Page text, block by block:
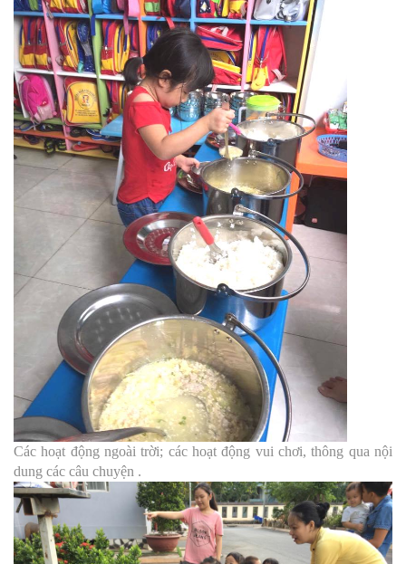
Các hoạt động ngoài trời; các hoạt động vui chơi,thông qua nội
dung các câu chuyện .